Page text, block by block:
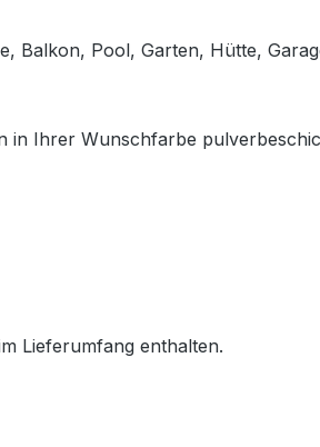
Balkon, Pool, Garten, Hütte,
Ihrer Wunschfarbe
Lieferumfang enthalten.